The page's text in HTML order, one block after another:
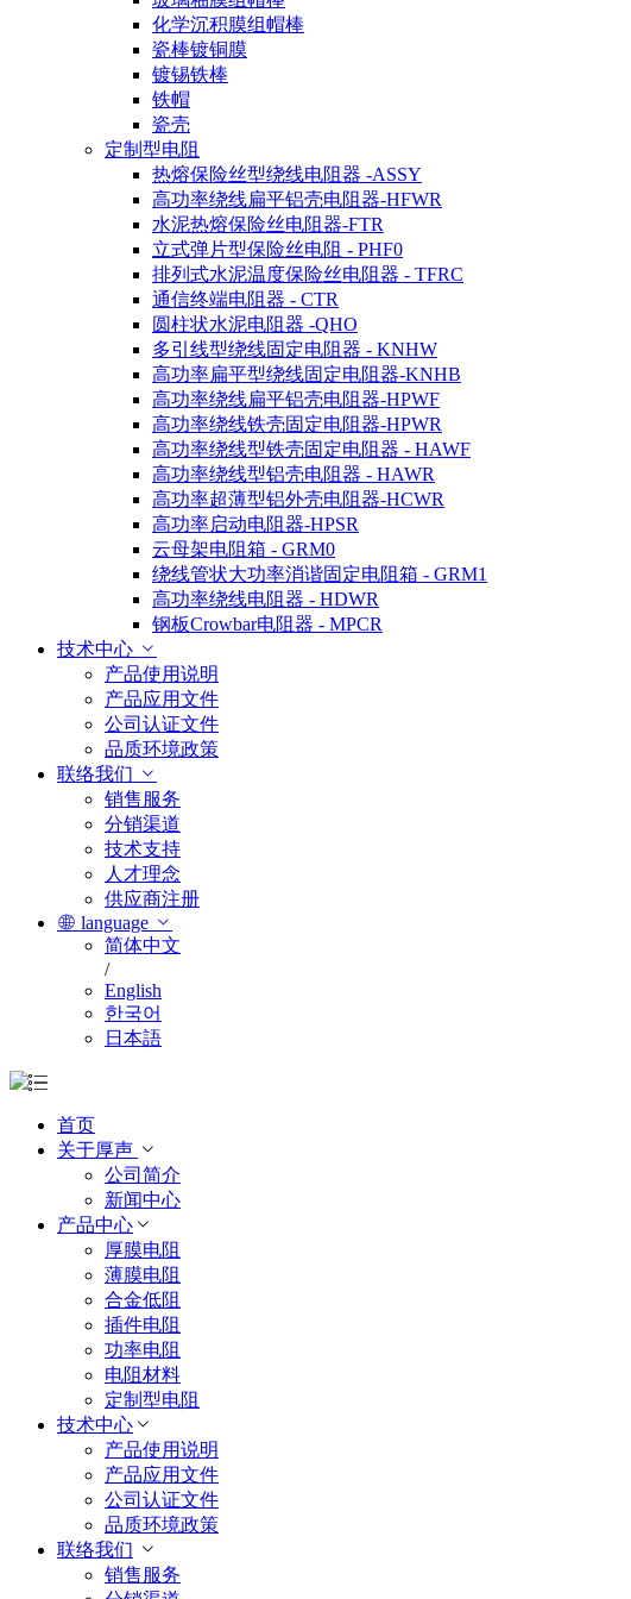
化学沉积膜组帽棒
瓷棒镀铜膜
镀锡铁棒
铁帽
瓷壳
定制型电阻
热熔保险丝型绕线电阻器 -ASSY
高功率绕线扁平铝壳电阻器-HFWR
水泥热熔保险丝电阻器-FTR
立式弹片型保险丝电阻 - PHF0
排列式水泥温度保险丝电阻器 - TFRC
通信终端电阻器 - CTR
圆柱状水泥电阻器 -QHO
多引线型绕线固定电阻器 - KNHW
高功率扁平型绕线固定电阻器-KNHB
高功率绕线扁平铝壳电阻器-HPWF
高功率绕线铁壳固定电阻器-HPWR
高功率绕线型铁壳固定电阻器 - HAWF
高功率绕线型铝壳电阻器 - HAWR
高功率超薄型铝外壳电阻器-HCWR
高功率启动电阻器-HPSR
云母架电阻箱 - GRM0
绕线管状大功率消谐固定电阻箱 - GRM1
高功率绕线电阻器 - HDWR
钢板Crowbar电阻器 - MPCR
技术中心
产品使用说明
产品应用文件
公司认证文件
品质环境政策
联络我们
销售服务
分销渠道
技术支持
人才理念
供应商注册
language
简体中文
/
English
한국어
日本語
首页
关于厚声
公司简介
新闻中心
产品中心
厚膜电阻
薄膜电阻
合金低阻
插件电阻
功率电阻
电阻材料
定制型电阻
技术中心
产品使用说明
产品应用文件
公司认证文件
品质环境政策
联络我们
销售服务